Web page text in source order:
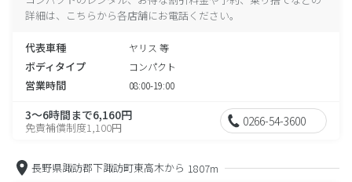
詳細は、こちらから各店舗にお電話ください。
代表車種 ヤリス 等
ボディタイプ コンパクト
営業時間 08:00-19:00
3～6時間まで6,160円
免責補償制度1,100円 0266-54-3600
長野県諏訪郡下諏訪町東高木から 1807m